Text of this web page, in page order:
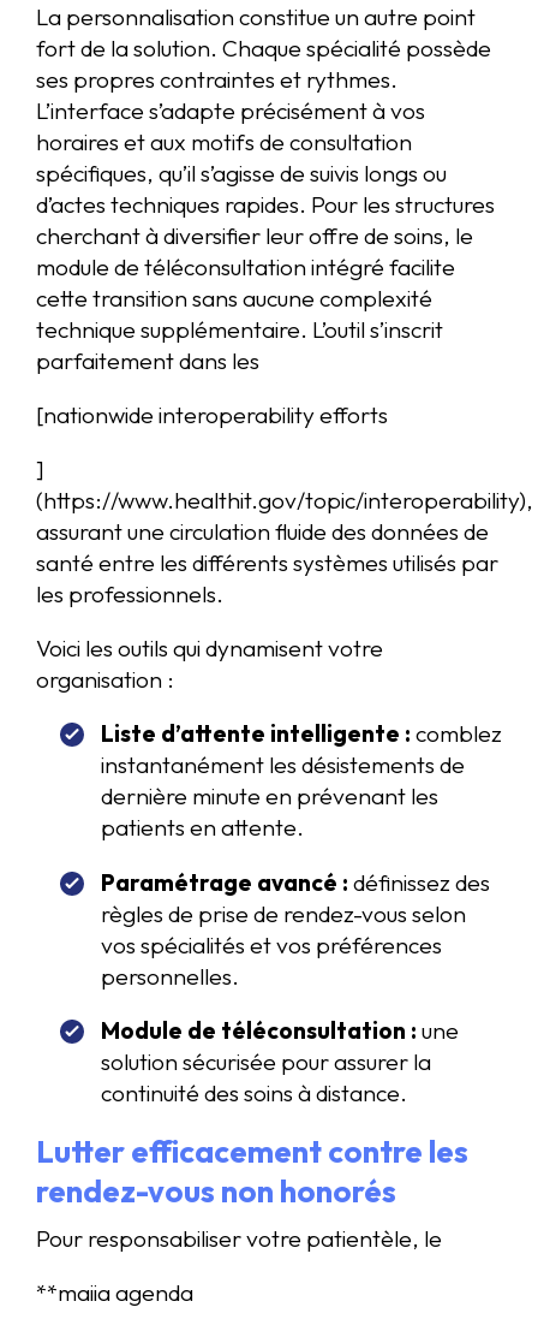
La personnalisation constitue un autre point
fort de la solution. Chaque spécialité possède
ses propres contraintes et rythmes.
L’interface s’adapte précisément à vos
horaires et aux motifs de consultation
spécifiques, qu’il s’agisse de suivis longs ou
d’actes techniques rapides. Pour les structures
cherchant à diversifier leur offre de soins, le
module de téléconsultation intégré facilite
cette transition sans aucune complexité
technique supplémentaire. L’outil s’inscrit
parfaitement dans les
[nationwide interoperability efforts
]
(https://www.healthit.gov/topic/interoperability),
assurant une circulation fluide des données de
santé entre les différents systèmes utilisés par
les professionnels.
Voici les outils qui dynamisent votre
organisation :
Liste d’attente intelligente : comblez
instantanément les désistements de
dernière minute en prévenant les
patients en attente.
Paramétrage avancé : définissez des
règles de prise de rendez-vous selon
vos spécialités et vos préférences
personnelles.
Module de téléconsultation : une
solution sécurisée pour assurer la
continuité des soins à distance.
Lutter efficacement contre les
rendez-vous non honorés
Pour responsabiliser votre patientèle, le
**maiia agenda